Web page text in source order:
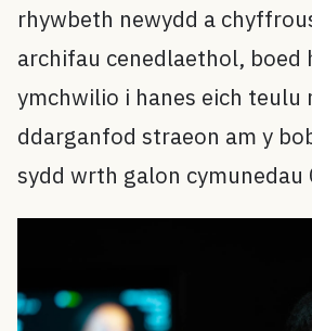
rhywbeth newydd a
archifau cenedlaethol, boed
ymchwilio i hanes eich teulu
ddarganfod straeon am y
sydd wrth galon cymunedau